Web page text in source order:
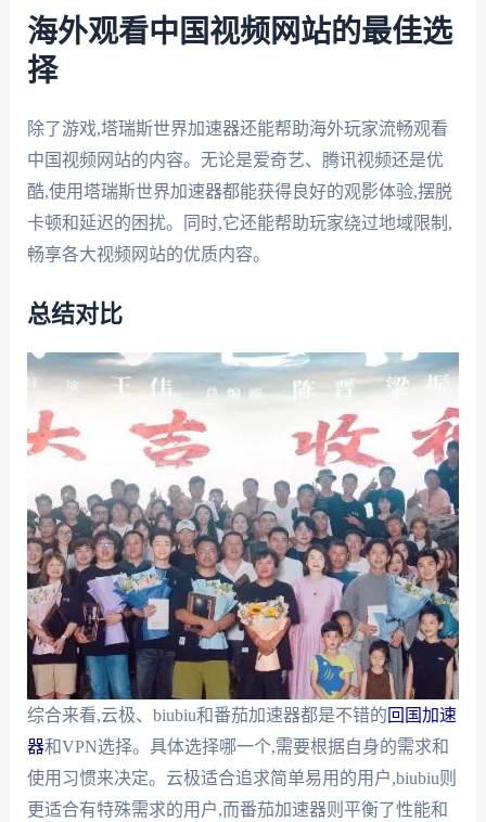
海外观看中国视频网站的最佳选
择
除了游戏,塔瑞斯世界加速器还能帮助海外玩家流畅观看
中国视频网站的内容。无论是爱奇艺、腾讯视频还是优
酷,使用塔瑞斯世界加速器都能获得良好的观影体验,摆脱
卡顿和延迟的困扰。同时,它还能帮助玩家绕过地域限制,
畅享各大视频网站的优质内容。
总结对比
综合来看,云极、biubiu和番茄加速器都是不错的回国加速
器和VPN选择。具体选择哪一个,需要根据自身的需求和
使用习惯来决定。云极适合追求简单易用的用户,biubiu则
更适合有特殊需求的用户,而番茄加速器则平衡了性能和